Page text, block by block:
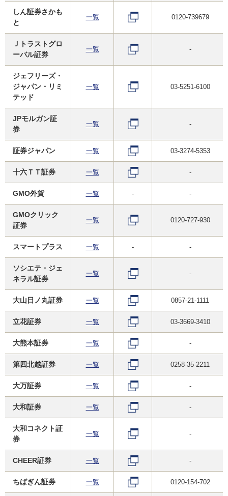
しん証券さかも
と
一覧 0120-739679
Ｊトラストグロ
ーバル証券
一覧 -
ジェフリーズ・
ジャパン・リミ
テッド
一覧 03-5251-6100
JPモルガン証
券
一覧 -
証券ジャパン 一覧 03-3274-5353
十六ＴＴ証券 一覧 -
GMO外貨 一覧 - -
GMOクリック
証券
一覧 0120-727-930
スマートプラス 一覧 - -
ソシエテ・ジェ
ネラル証券
一覧 -
大山日ノ丸証券 一覧 0857-21-1111
立花証券 一覧 03-3669-3410
大熊本証券 一覧 -
第四北越証券 一覧 0258-35-2211
大万証券 一覧 -
大和証券 一覧 -
大和コネクト証
券
一覧 -
CHEER証券 一覧 -
ちばぎん証券 一覧 0120-154-702